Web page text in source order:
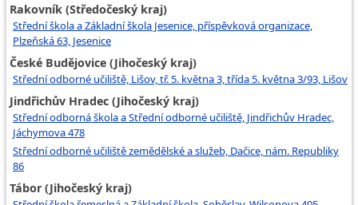
Rakovník (Středočeský kraj)
Střední škola a Základní škola Jesenice, příspěvková organizace,
Plzeňská 63, Jesenice
České Budějovice (Jihočeský kraj)
Střední odborné učiliště, Lišov, tř. 5. května 3, třída 5. května 3/93, Lišov
Jindřichův Hradec (Jihočeský kraj)
Střední odborná škola a Střední odborné učiliště, Jindřichův Hradec,
Jáchymova 478
Střední odborné učiliště zemědělské a služeb, Dačice, nám. Republiky
86
Tábor (Jihočeský kraj)